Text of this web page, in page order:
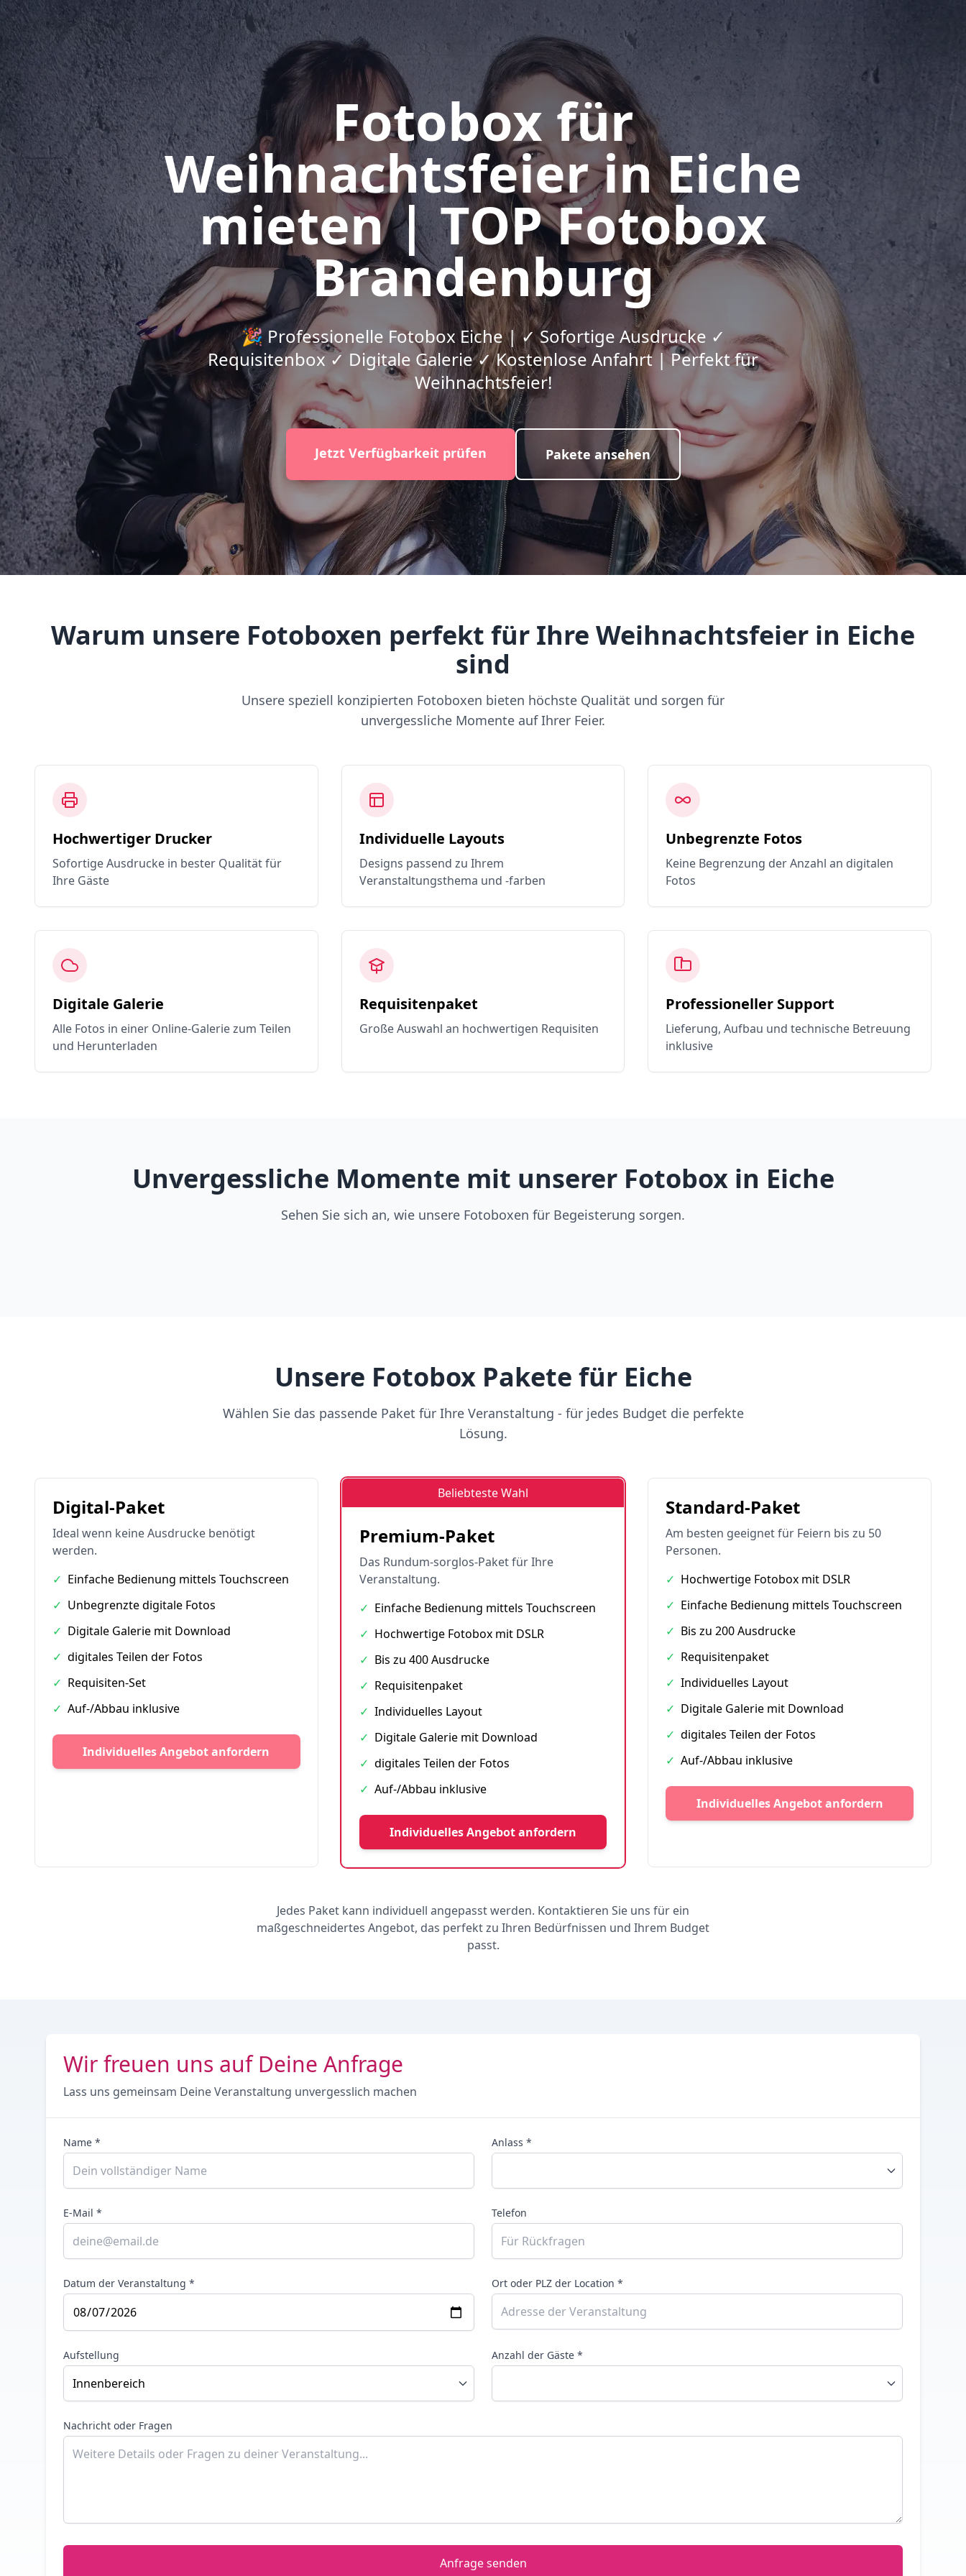
Fotobox für
Weihnachtsfeier in Eiche
mieten | TOP Fotobox
Brandenburg
🎉 Professionelle Fotobox Eiche | ✓ Sofortige Ausdrucke ✓
Requisitenbox ✓ Digitale Galerie ✓ Kostenlose Anfahrt | Perfekt für
Weihnachtsfeier!
Jetzt Verfügbarkeit prüfen Pakete ansehen
Warum unsere Fotoboxen perfekt für Ihre Weihnachtsfeier in Eiche
sind
Unsere speziell konzipierten Fotoboxen bieten höchste Qualität und sorgen für
unvergessliche Momente auf Ihrer Feier.
Hochwertiger Drucker
Sofortige Ausdrucke in bester Qualität für
Ihre Gäste
Individuelle Layouts
Designs passend zu Ihrem
Veranstaltungsthema und -farben
Unbegrenzte Fotos
Keine Begrenzung der Anzahl an digitalen
Fotos
Digitale Galerie
Alle Fotos in einer Online-Galerie zum Teilen
und Herunterladen
Requisitenpaket
Große Auswahl an hochwertigen Requisiten
Professioneller Support
Lieferung, Aufbau und technische Betreuung
inklusive
Unvergessliche Momente mit unserer Fotobox in Eiche
Sehen Sie sich an, wie unsere Fotoboxen für Begeisterung sorgen.
Unsere Fotobox Pakete für Eiche
Wählen Sie das passende Paket für Ihre Veranstaltung - für jedes Budget die perfekte
Lösung.
Digital-Paket
Ideal wenn keine Ausdrucke benötigt
werden.
✓ Einfache Bedienung mittels Touchscreen
✓ Unbegrenzte digitale Fotos
✓ Digitale Galerie mit Download
✓ digitales Teilen der Fotos
✓ Requisiten-Set
✓ Auf-/Abbau inklusive
Individuelles Angebot anfordern
Beliebteste Wahl
Premium-Paket
Das Rundum-sorglos-Paket für Ihre
Veranstaltung.
✓ Einfache Bedienung mittels Touchscreen
✓ Hochwertige Fotobox mit DSLR
✓ Bis zu 400 Ausdrucke
✓ Requisitenpaket
✓ Individuelles Layout
✓ Digitale Galerie mit Download
✓ digitales Teilen der Fotos
✓ Auf-/Abbau inklusive
Individuelles Angebot anfordern
Standard-Paket
Am besten geeignet für Feiern bis zu 50
Personen.
✓ Hochwertige Fotobox mit DSLR
✓ Einfache Bedienung mittels Touchscreen
✓ Bis zu 200 Ausdrucke
✓ Requisitenpaket
✓ Individuelles Layout
✓ Digitale Galerie mit Download
✓ digitales Teilen der Fotos
✓ Auf-/Abbau inklusive
Individuelles Angebot anfordern
Jedes Paket kann individuell angepasst werden. Kontaktieren Sie uns für ein
maßgeschneidertes Angebot, das perfekt zu Ihren Bedürfnissen und Ihrem Budget
passt.
Wir freuen uns auf Deine Anfrage
Lass uns gemeinsam Deine Veranstaltung unvergesslich machen
Name * Anlass *
E-Mail * Telefon
Datum der Veranstaltung * Ort oder PLZ der Location *
Aufstellung Anzahl der Gäste *
Nachricht oder Fragen
Anfrage senden